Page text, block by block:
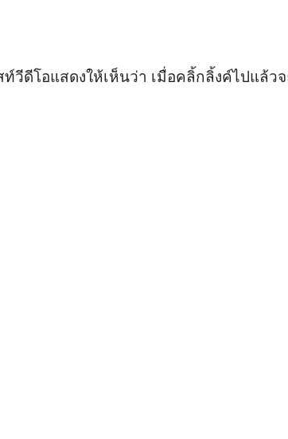
วีดีโอแสดงให้เห็นว่า เมื่อคลิ้กลิ้งค์ไปแล้ว